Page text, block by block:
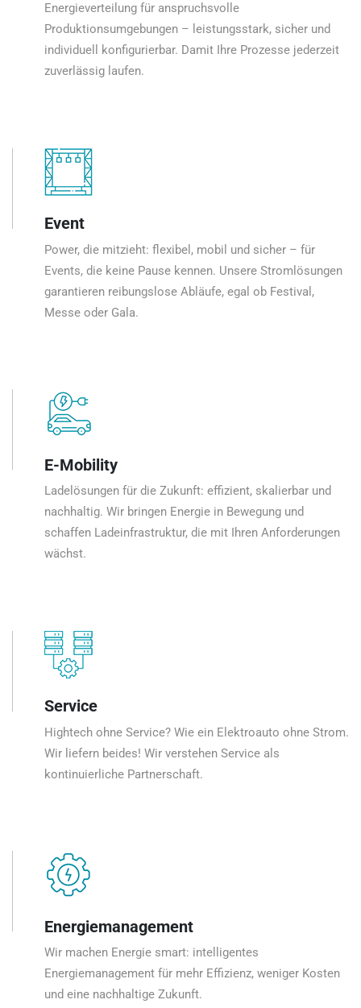
Energieverteilung für anspruchsvolle
Produktionsumgebungen – leistungsstark, sicher und
individuell konfigurierbar. Damit Ihre Prozesse jederzeit
zuverlässig laufen.
Event
Power, die mitzieht: flexibel, mobil und sicher – für
Events, die keine Pause kennen. Unsere Stromlösungen
garantieren reibungslose Abläufe, egal ob Festival,
Messe oder Gala.
E-Mobility
Ladelösungen für die Zukunft: effizient, skalierbar und
nachhaltig. Wir bringen Energie in Bewegung und
schaffen Ladeinfrastruktur, die mit Ihren Anforderungen
wächst.
Service
Hightech ohne Service? Wie ein Elektroauto ohne Strom.
Wir liefern beides! Wir verstehen Service als
kontinuierliche Partnerschaft.
Energiemanagement
Wir machen Energie smart: intelligentes
Energiemanagement für mehr Effizienz, weniger Kosten
und eine nachhaltige Zukunft.